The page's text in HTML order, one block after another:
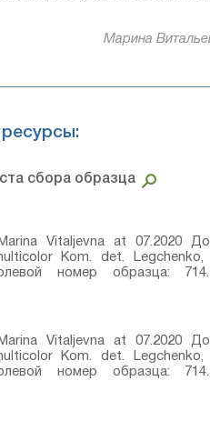
Марина
сбора образца
Vitaljevna at 07.2020
Kom.⁣ det.
номер образца:
Vitaljevna at 07.2020
Kom.⁣ det.
номер образца: